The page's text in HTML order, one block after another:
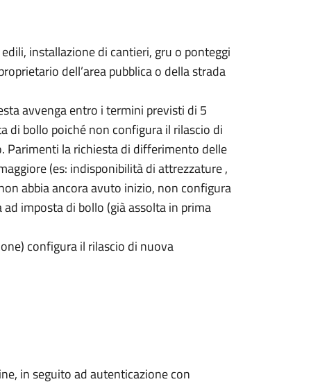
installazione di cantieri, gru o ponteggi
dell’area pubblica o della strada
avvenga entro i termini previsti di 5
di bollo poiché non configura il rilascio di
Parimenti la richiesta di differimento delle
(es: indisponibilità di attrezzature ,
abbia ancora avuto inizio, non configura
imposta di bollo (già assolta in prima
configura il rilascio di nuova
in seguito ad autenticazione con